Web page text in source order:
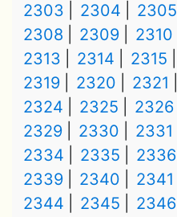
2303
2304 2305
2308
2309 2310
2313
2314 2315
2319
2320 2321
2324
2325 2326
2329
2330 2331
2334
2335 2336
2339
2340 2341
2344
2345 2346